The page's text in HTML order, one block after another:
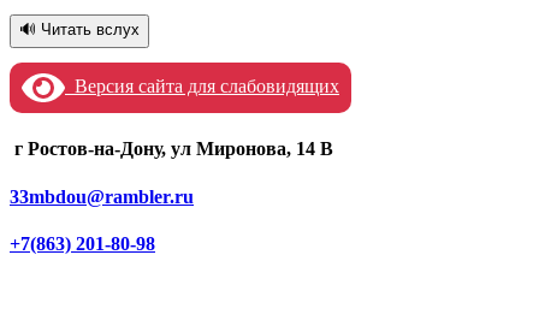
🔊 Читать вслух
Версия сайта для слабовидящих
г Ростов-на-Дону, ул Миронова, 14 В
33mbdou@rambler.ru
+7(863) 201-80-98